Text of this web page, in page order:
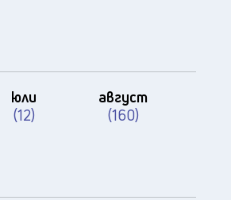
юли
(12)
август
(160)